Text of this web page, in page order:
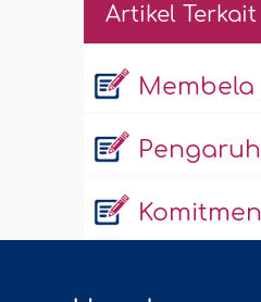
Artikel Terkait
Membela